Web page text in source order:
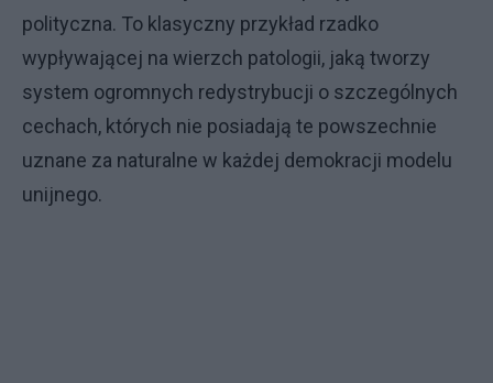
polityczna. To klasyczny przykład rzadko
wypływającej na wierzch patologii, jaką tworzy
system ogromnych redystrybucji o szczególnych
cechach, których nie posiadają te powszechnie
uznane za naturalne w każdej demokracji modelu
unijnego.